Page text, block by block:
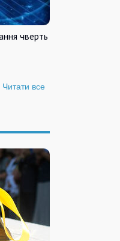
чверть
Читати все